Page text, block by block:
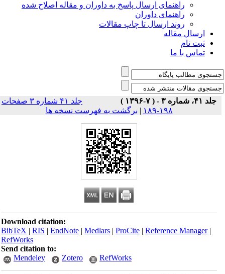
راهنمای ارسال پاسخ به داوران و مقاله اصلاح شده
راهنمای داوران
روند ارسال تا چاپ مقالات
ارسال مقاله
ثبت نام
تماس با ما
جلد ۴۱، شماره ۳ - ( ۷-۱۳۹۶ )
جلد ۴۱ شماره ۳ صفحات
۱۹۸-۱۸۹
| برگشت به فهرست نسخه ها
Download citation:
BibTeX|RIS|EndNote|Medlars|ProCite|Reference Manager
RefWorks
Send citation to:
Mendeley
Zotero RefWorks